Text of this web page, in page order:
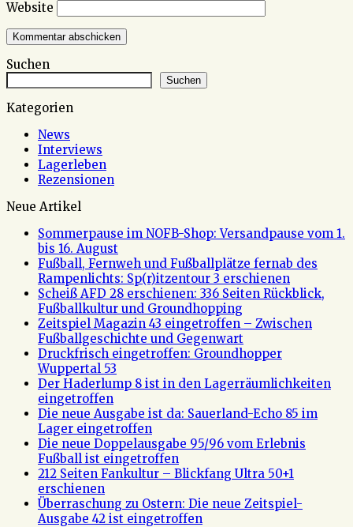
Website
Suchen
Suchen
Kategorien
News
Interviews
Lagerleben
Rezensionen
Neue Artikel
Sommerpause im NOFB-Shop: Versandpause vom 1.
bis 16. August
Fußball, Fernweh und Fußballplätze fernab des
Rampenlichts: Sp(r)itzentour 3 erschienen
Scheiß AFD 28 erschienen: 336 Seiten Rückblick,
Fußballkultur und Groundhopping
Zeitspiel Magazin 43 eingetroffen – Zwischen
Fußballgeschichte und Gegenwart
Druckfrisch eingetroffen: Groundhopper
Wuppertal 53
Der Haderlump 8 ist in den Lagerräumlichkeiten
eingetroffen
Die neue Ausgabe ist da: Sauerland-Echo 85 im
Lager eingetroffen
Die neue Doppelausgabe 95/96 vom Erlebnis
Fußball ist eingetroffen
212 Seiten Fankultur – Blickfang Ultra 50+1
erschienen
Überraschung zu Ostern: Die neue Zeitspiel-
Ausgabe 42 ist eingetroffen